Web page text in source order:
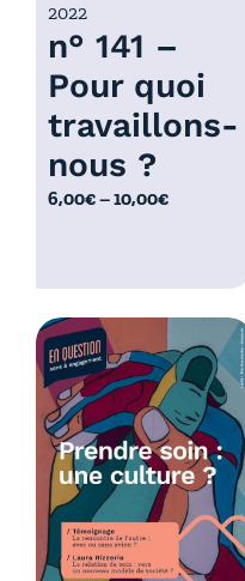
n° 141 –
Pour quoi
travaillons-
nous ?
2022
6,00€–10,00€
P
g
e
d
e
p
r
i
x
:
6